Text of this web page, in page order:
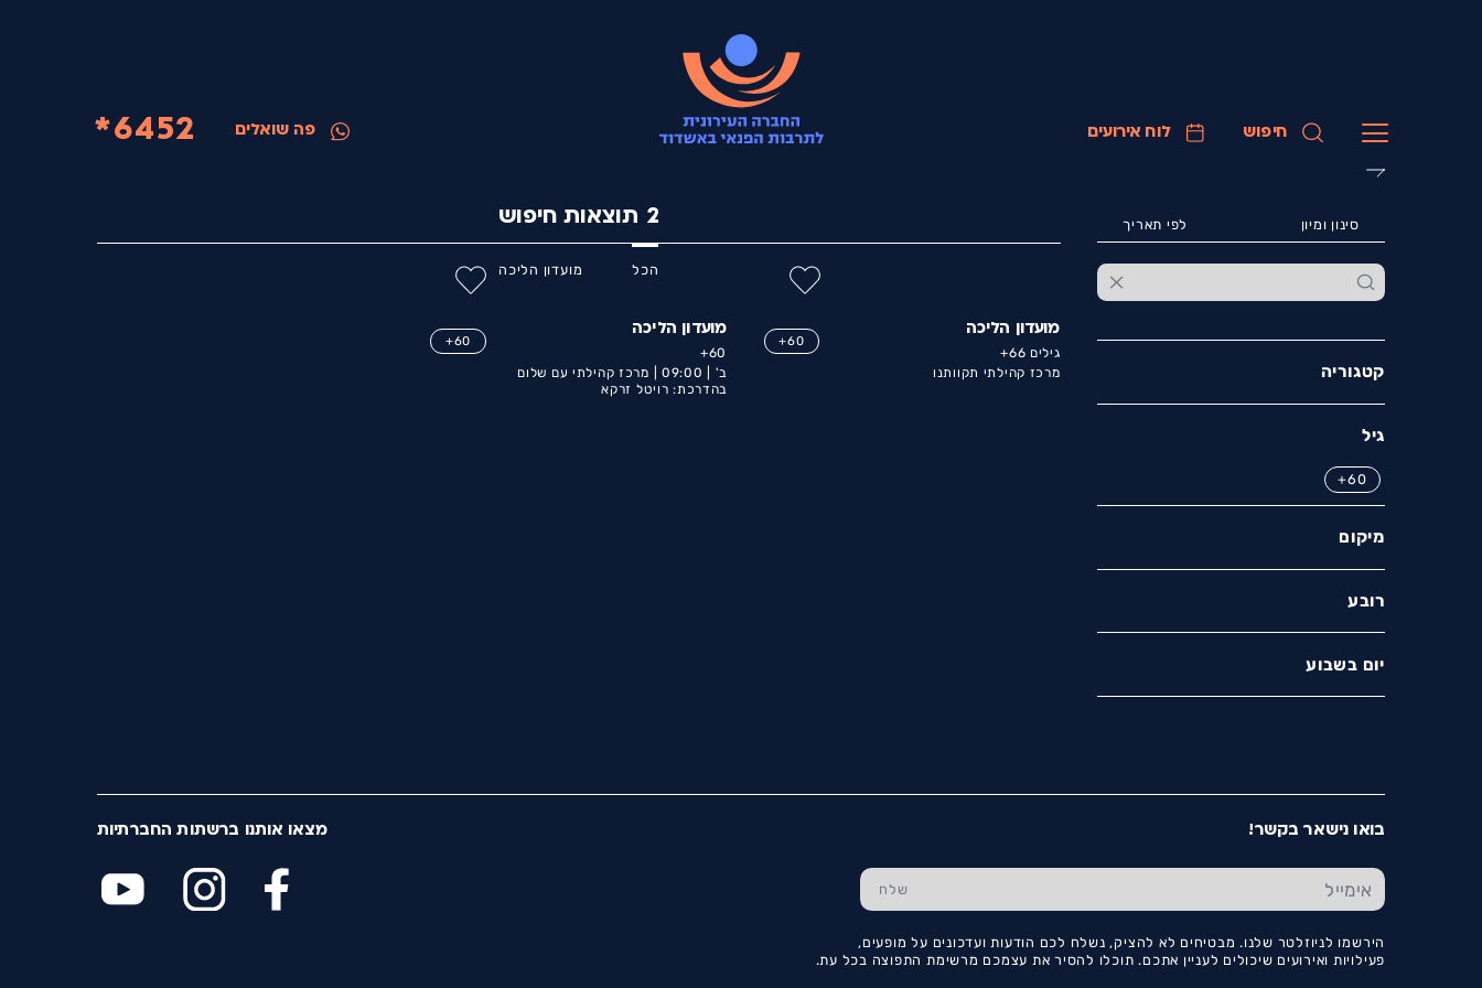
6452* פה שואלים לוח אירועים חיפוש
סינון ומיון לפי תאריך
קטגוריה
גיל
60+
מיקום
רובע
יום בשבוע
2 תוצאות חיפוש
הכל מועדון הליכה
מועדון הליכה
גילים 66+
60+
מרכז קהילתי תקוותנו
מועדון הליכה
60+
60+
ב' | 09:00 |
מרכז קהילתי עם שלום
בהדרכת: רויטל זרקא
בואו נישאר בקשר!
הירשמו לניוזלטר שלנו. מבטיחים לא להציק, נשלח לכם הודעות ועדכונים על מופעים,
פעילויות ואירועים שיכולים לעניין אתכם. תוכלו להסיר את עצמכם מרשימת התפוצה בכל עת.
מצאו אותנו ברשתות החברתיות